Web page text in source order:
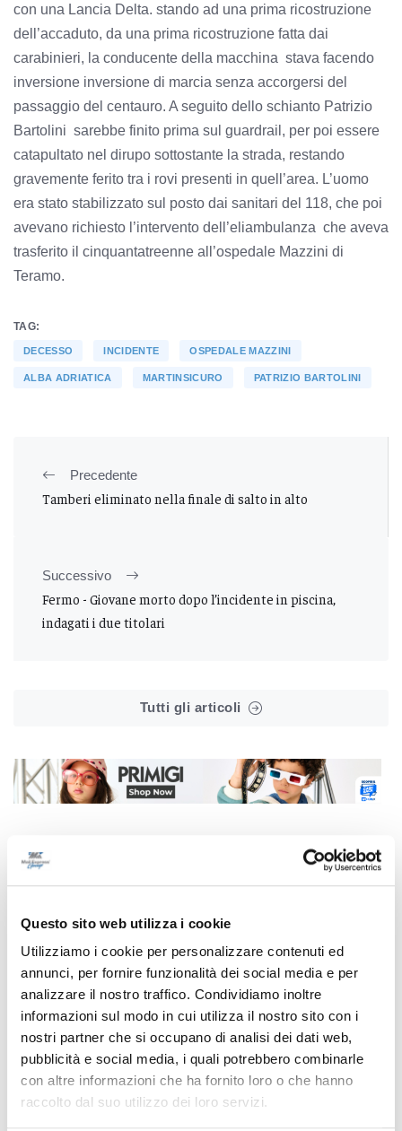
Questo sito web utilizza i cookie
Utilizziamo i cookie per personalizzare contenuti ed
annunci, per fornire funzionalità dei social media e per
analizzare il nostro traffico. Condividiamo inoltre
informazioni sul modo in cui utilizza il nostro sito con i
nostri partner che si occupano di analisi dei dati web,
pubblicità e social media, i quali potrebbero combinarle
con altre informazioni che ha fornito loro o che hanno
raccolto dal suo utilizzo dei loro servizi.
con una Lancia Delta. stando ad una prima ricostruzione
dell’accaduto, da una prima ricostruzione fatta dai
carabinieri, la conducente della macchina stava facendo
inversione inversione di marcia senza accorgersi del
passaggio del centauro. A seguito dello schianto Patrizio
Bartolini sarebbe finito prima sul guardrail, per poi essere
catapultato nel dirupo sottostante la strada, restando
gravemente ferito tra i rovi presenti in quell’area. L’uomo
era stato stabilizzato sul posto dai sanitari del 118, che poi
avevano richiesto l’intervento dell’eliambulanza che aveva
trasferito il cinquantatreenne all’ospedale Mazzini di
Teramo.
TAG:
DECESSO INCIDENTE OSPEDALE MAZZINI
ALBA ADRIATICA MARTINSICURO PATRIZIO BARTOLINI
Precedente
Tamberi eliminato nella finale di salto in alto
Successivo
Fermo - Giovane morto dopo l’incidente in piscina,
indagati i due titolari
Tutti gli articoli
Correlati